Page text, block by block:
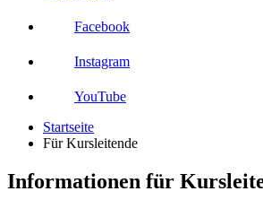
Facebook
Instagram
YouTube
Startseite
Für Kursleitende
Informationen für